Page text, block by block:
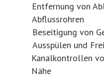
Entfernung von
Abflussrohren
Beseitigung von
Ausspülen und
Kanalkontrollen
Nähe